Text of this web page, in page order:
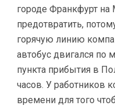
городе Франкфурт
предотвратить,
горячую линию
автобус двигался по
пункта прибытия в
часов. У работников
времени для того